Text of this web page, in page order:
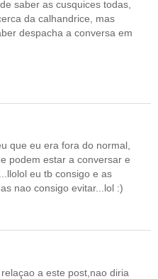
saber as cusquices todas,
da calhandrice, mas
despacha a conversa em
que eu era fora do normal,
podem estar a conversar e
eu tb consigo e as
nao consigo evitar...lol :)
a este post,nao diria